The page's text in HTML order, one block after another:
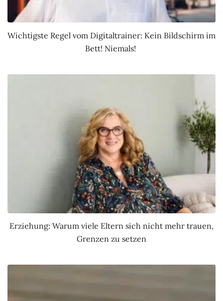
Wichtigste Regel vom Digitaltrainer: Kein Bildschirm im
Bett! Niemals!
Erziehung: Warum viele Eltern sich nicht mehr trauen,
Grenzen zu setzen